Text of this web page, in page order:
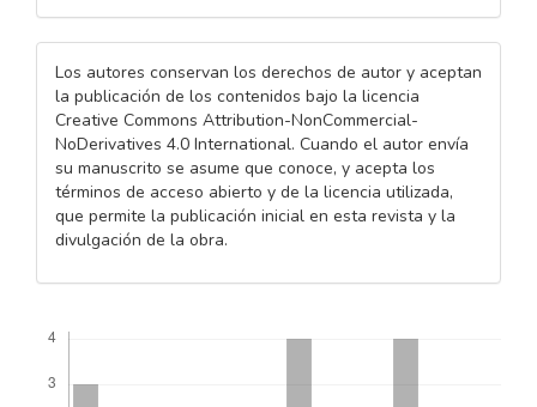
Los autores conservan los derechos de autor y aceptan
la publicación de los contenidos bajo la licencia
Creative Commons Attribution-NonCommercial-
NoDerivatives 4.0 International. Cuando el autor envía
su manuscrito se asume que conoce, y acepta los
términos de acceso abierto y de la licencia utilizada,
que permite la publicación inicial en esta revista y la
divulgación de la obra.